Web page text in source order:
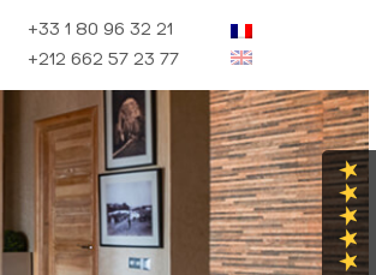
+33 1 80 96 32 21
+212 662 57 23 77